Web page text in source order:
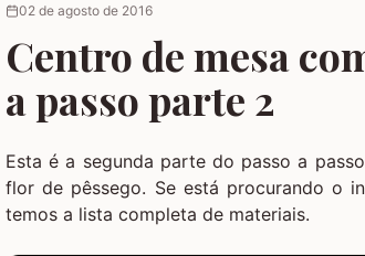
02 de agosto de 2016
Centro de mesa
a passo parte 2
Esta é a segunda parte do passo a
flor de pêssego. Se está procurando o
temos a lista completa de materiais.